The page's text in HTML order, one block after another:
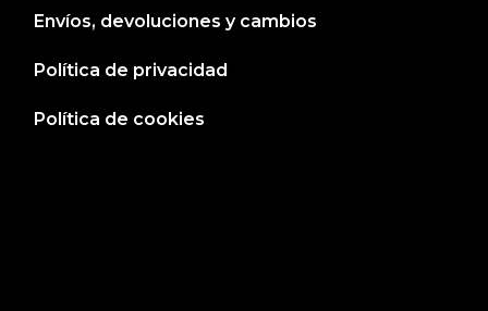
Envíos, devoluciones y cambios
Política de privacidad
Política de cookies